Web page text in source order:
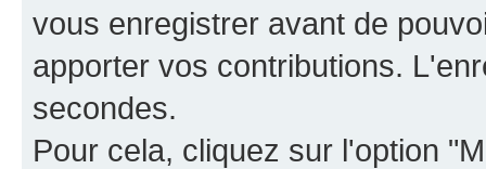
vous enregistrer avant de
apporter vos contributions.
secondes.
Pour cela, cliquez sur l'option